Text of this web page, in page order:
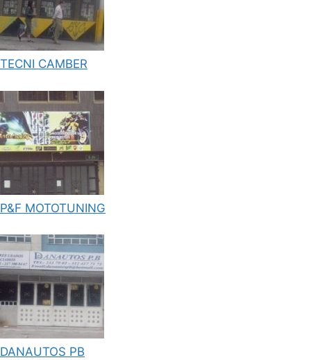
TECNI CAMBER
P&F MOTOTUNING
DANAUTOS PB